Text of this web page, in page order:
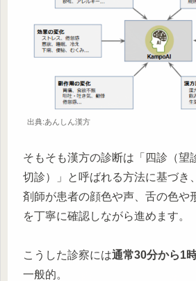
出典:あんしん漢方
そもそも漢方の診断は「四診（望
切診）」と呼ばれる方法に基づき
剤師が患者の顔色や声、舌の色や
を丁寧に確認しながら進めます。
こうした診察には通常30分から1
一般的。